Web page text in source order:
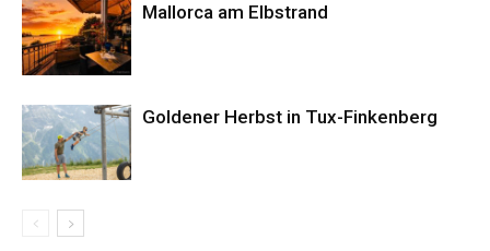
Mallorca am Elbstrand
Goldener Herbst in Tux-Finkenberg